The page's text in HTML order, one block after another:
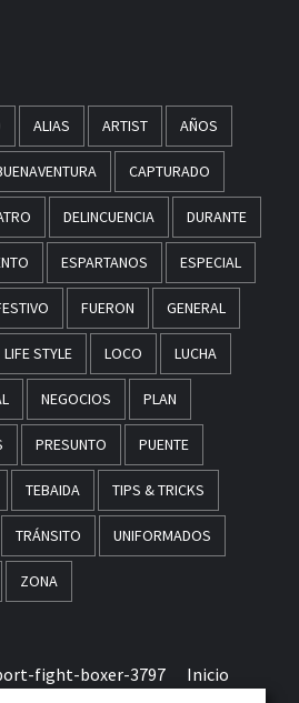
ALIAS ARTIST AÑOS
CAPTURADO
DELINCUENCIA DURANTE
ESPARTANOS ESPECIAL
FUERON GENERAL
LIFE STYLE LOCO LUCHA
NEGOCIOS PLAN
PRESUNTO PUENTE
TEBAIDA TIPS & TRICKS
TRÁNSITO UNIFORMADOS
ZONA
fight-boxer-3797 Inicio